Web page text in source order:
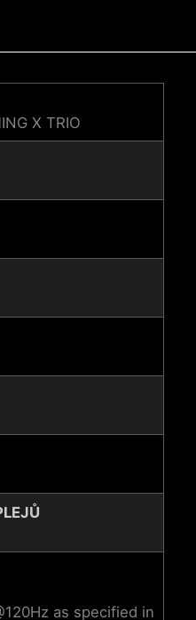
X TRIO
as specified in